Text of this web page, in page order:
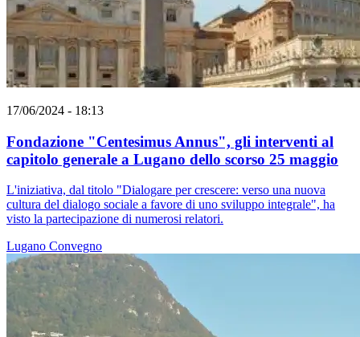
17/06/2024 - 18:13
Fondazione "Centesimus Annus", gli interventi al
capitolo generale a Lugano dello scorso 25 maggio
L'iniziativa, dal titolo "Dialogare per crescere: verso una nuova
cultura del dialogo sociale a favore di uno sviluppo integrale", ha
visto la partecipazione di numerosi relatori.
Lugano Convegno